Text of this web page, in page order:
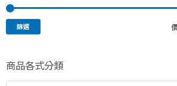
篩選
商品各式分類